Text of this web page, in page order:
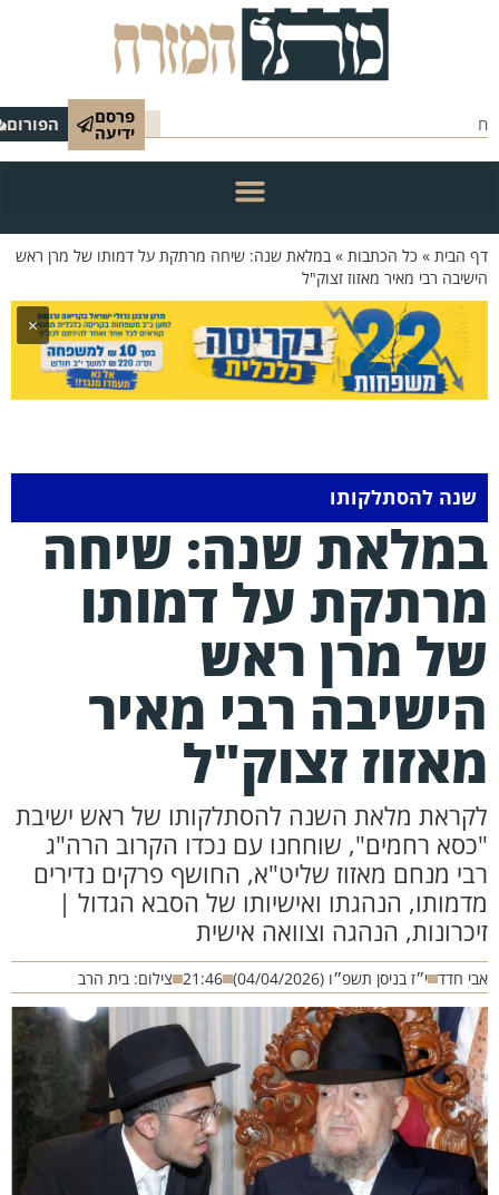
פרסם
ידיעה הפורום
הבית»כל הכתבות»במלאת שנה: שיחה מרתקת על דמותו של מרן ראש
רבי מאיר מאזוז זצוק"ל
×
שנה להסתלקותו
שנה: שיחה
על דמותו
מרן ראש
רבי מאיר
זצוק"ל
מלאת השנה להסתלקותו של ראש ישיבת
רחמים", שוחחנו עם נכדו הקרוב הרה"ג
מנחם מאזוז שליט"א, החושף פרקים נדירים
הנהגתו ואישיותו של הסבא הגדול |
הנהגה וצוואה אישית
חדד י״ז בניסן תשפ״ו (04/04/2026) 21:46 צילום: בית הרב